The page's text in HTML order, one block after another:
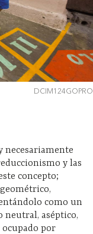
DCIM124GOPRO
necesariamente
y las
concepto;
como un
aséptico,
por